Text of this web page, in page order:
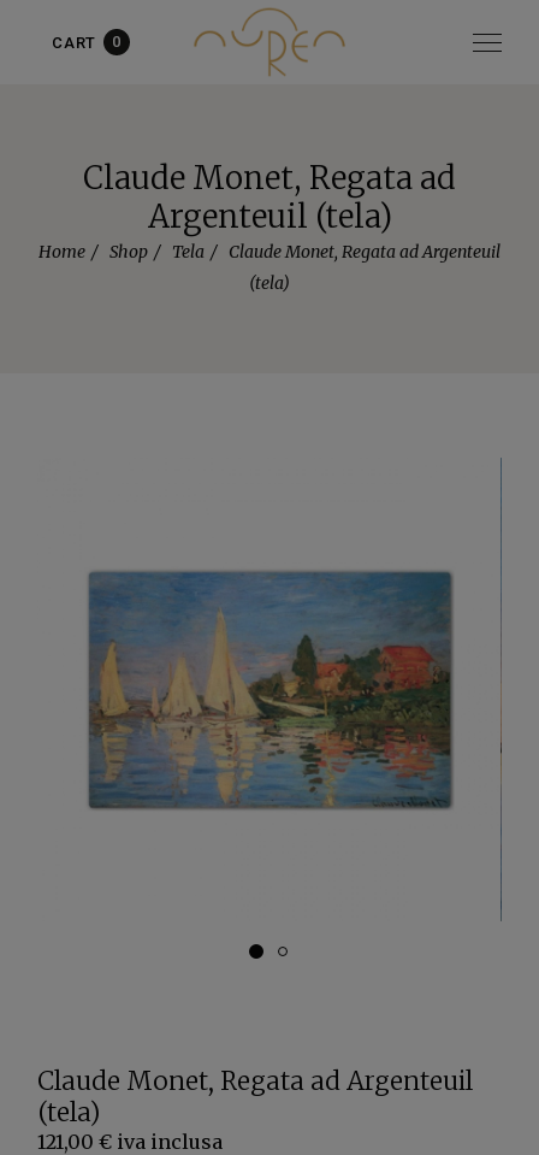
CART 0
Claude Monet, Regata ad
Argenteuil (tela)
Home Shop Tela
Claude Monet, Regata ad Argenteuil
(tela)
Claude Monet, Regata ad Argenteuil
(tela)
121,00 € iva inclusa
Articolo aggiunto al carrello!vedi il carrello
continua